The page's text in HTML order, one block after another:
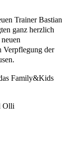
Trainer Bastian
ganz herzlich
Verpflegung der
Family&Kids
Olli